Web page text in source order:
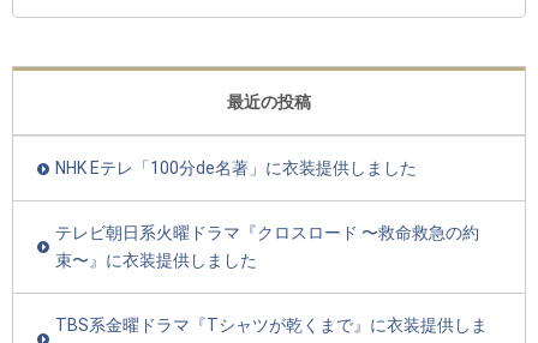
最近の投稿
NHK Eテレ「100分de名著」に衣装提供しました
テレビ朝日系火曜ドラマ『クロスロード 〜救命救急の約
束〜』に衣装提供しました
TBS系金曜ドラマ『Tシャツが乾くまで』に衣装提供しま